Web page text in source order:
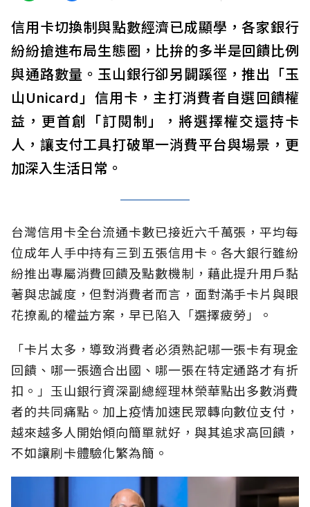
信用卡切換制與點數經濟已成顯學，各家銀行
紛紛搶進布局生態圈，比拚的多半是回饋比例
與通路數量。玉山銀行卻另闢蹊徑，推出「玉
山Unicard」信用卡，主打消費者自選回饋權
益，更首創「訂閱制」，將選擇權交還持卡
人，讓支付工具打破單一消費平台與場景，更
加深入生活日常。
台灣信用卡全台流通卡數已接近六千萬張，平均每
位成年人手中持有三到五張信用卡。各大銀行雖紛
紛推出專屬消費回饋及點數機制，藉此提升用戶黏
著與忠誠度，但對消費者而言，面對滿手卡片與眼
花撩亂的權益方案，早已陷入「選擇疲勞」。
「卡片太多，導致消費者必須熟記哪一張卡有現金
回饋、哪一張適合出國、哪一張在特定通路才有折
扣。」玉山銀行資深副總經理林榮華點出多數消費
者的共同痛點。加上疫情加速民眾轉向數位支付，
越來越多人開始傾向簡單就好，與其追求高回饋，
不如讓刷卡體驗化繁為簡。